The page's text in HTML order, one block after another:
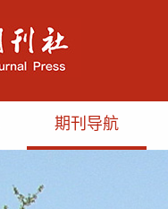
期刊导航